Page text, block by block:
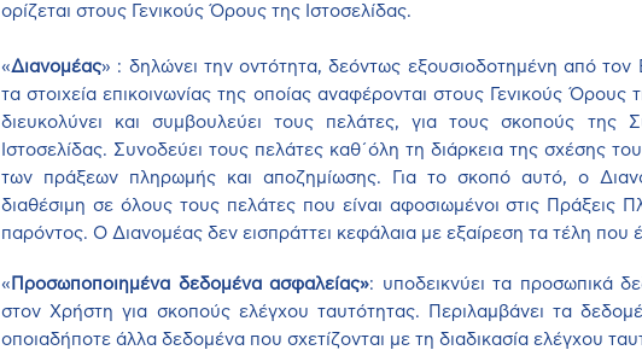
ορίζεται στους Γενικούς Όρους της Ιστοσελίδας.
«Διανομέας» : δηλώνει την οντότητα, δεόντως εξουσιοδοτημένη από τον
τα στοιχεία επικοινωνίας της οποίας αναφέρονται στους Γενικούς Όρους
διευκολύνει και συμβουλεύει τους πελάτες, για τους σκοπούς
Ιστοσελίδας. Συνοδεύει τους πελάτες καθ΄όλη τη διάρκεια της σχέσης
των πράξεων πληρωμής και αποζημίωσης. Για το σκοπό αυτό, ο
διαθέσιμη σε όλους τους πελάτες που είναι αφοσιωμένοι στις
παρόντος. Ο Διανομέας δεν εισπράττει κεφάλαια με εξαίρεση τα τέλη
« Προσωποποιημένα δεδομένα ασφαλείας»: υποδεικνύει τα προσωπικά
στον Χρήστη για σκοπούς ελέγχου ταυτότητας. Περιλαμβάνει τα
οποιαδήποτε άλλα δεδομένα που σχετίζονται με τη διαδικασία ελέγχου